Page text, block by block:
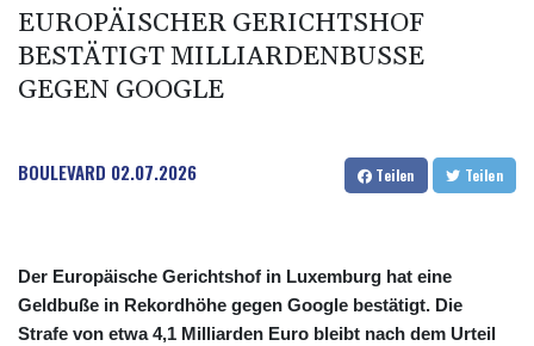
Auftakt-Misere gestoppt: Berlin gewinnt in Bochum
Trump macht erneut Druck auf Zentralbank-Vorständin Cook
"Medizinische Bedenken": Asllani bleibt bei Hoffenheim
EUROPÄISCHER GERICHTSHOF
BESTÄTIGT MILLIARDENBUSSE G
EGEN GOOGLE
BOULEVARD 02.07.2026 Teilen Teilen
Der Europäische Gerichtshof in Luxemburg hat eine
Geldbuße in Rekordhöhe gegen Google bestätigt. Die
Strafe von etwa 4,1 Milliarden Euro bleibt nach dem Urteil